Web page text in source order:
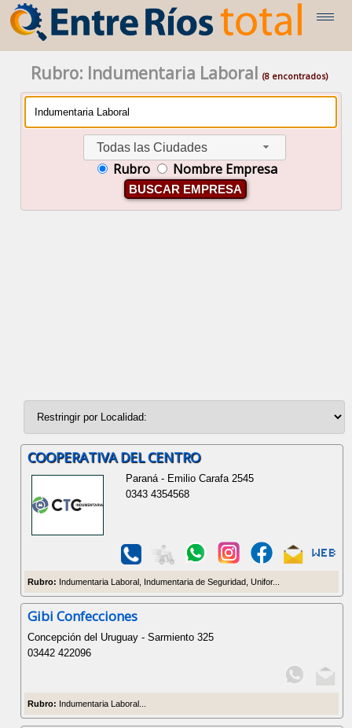
Rubro: Indumentaria Laboral(8 encontrados)
Todas las Ciudades
Rubro Nombre Empresa
BUSCAR EMPRESA
COOPERATIVA DEL CENTRO
Paraná - Emilio Carafa 2545
0343 4354568
Rubro: Indumentaria Laboral, Indumentaria de Seguridad, Unifor...
Gibi Confecciones
Concepción del Uruguay - Sarmiento 325
03442 422096
Rubro: Indumentaria Laboral...